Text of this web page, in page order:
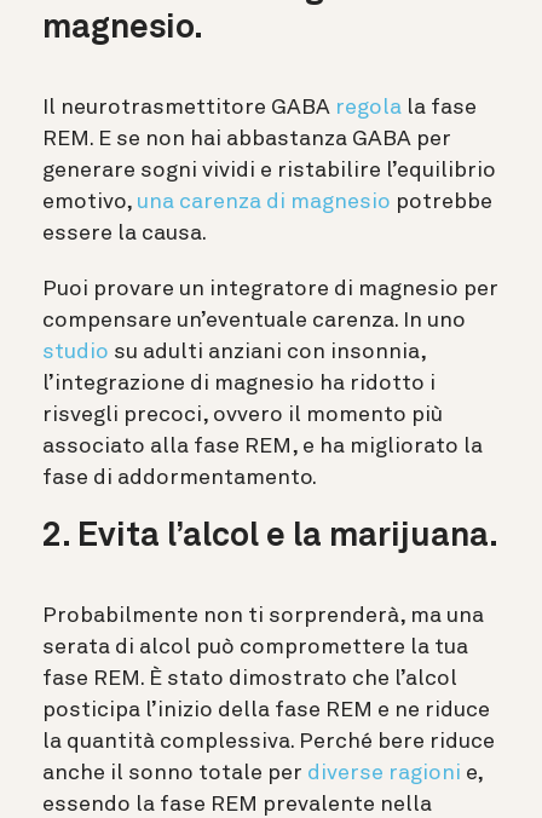
magnesio.
Il neurotrasmettitore GABA regola la fase
REM. E se non hai abbastanza GABA per
generare sogni vividi e ristabilire l’equilibrio
emotivo, una carenza di magnesio potrebbe
essere la causa.
Puoi provare un integratore di magnesio per
compensare un’eventuale carenza. In uno
studio su adulti anziani con insonnia,
l’integrazione di magnesio ha ridotto i
risvegli precoci, ovvero il momento più
associato alla fase REM, e ha migliorato la
fase di addormentamento.
2. Evita l’alcol e la marijuana.
Probabilmente non ti sorprenderà, ma una
serata di alcol può compromettere la tua
fase REM. È stato dimostrato che l’alcol
posticipa l’inizio della fase REM e ne riduce
la quantità complessiva. Perché bere riduce
anche il sonno totale per diverse ragioni e,
essendo la fase REM prevalente nella